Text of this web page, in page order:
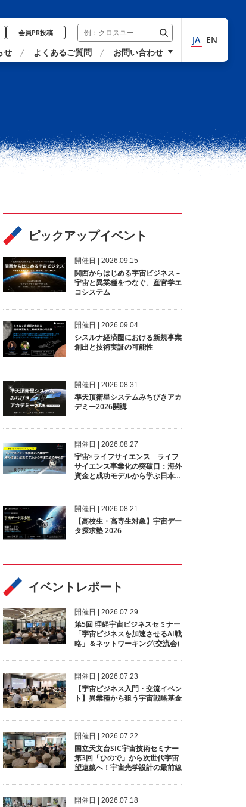
会員PR投稿
せ よくあるご質問 お問い合わせ
JA EN
ピックアップイベント
開催⽇ | 2026.09.15
関西からはじめる宇宙ビジネス –
宇宙と異業種をつなぐ、産官学エ
コシステム
開催⽇ | 2026.09.04
シスルナ経済圏における新規事業
創出と技術実証の可能性
開催⽇ | 2026.08.31
準天頂衛星システムみちびきアカ
デミー2026開講
開催⽇ | 2026.08.27
宇宙×ライフサイエンス ライフ
サイエンス事業化の突破口：海外
資金と成功モデルから学ぶ日本の
開催⽇ | 2026.08.21
【高校生・高専生対象】宇宙デー
タ探求塾 2026
イベントレポート
開催⽇ | 2026.07.29
第5回 理経宇宙ビジネスセミナー
「宇宙ビジネスを加速させるAI戦
略」＆ネットワーキング(交流会)
開催⽇ | 2026.07.23
【宇宙ビジネス入門・交流イベン
ト】異業種から狙う宇宙戦略基金
開催⽇ | 2026.07.22
国立天文台SIC宇宙技術セミナー
第3回「ひので」から次世代宇宙
望遠鏡へ！宇宙光学設計の最前線
開催⽇ | 2026.07.18